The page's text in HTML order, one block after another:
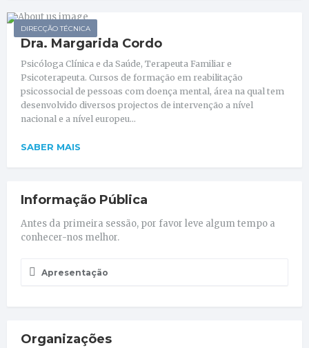
DIRECÇÃO TÉCNICA
Dra. Margarida Cordo
Psicóloga Clínica e da Saúde, Terapeuta Familiar e
Psicoterapeuta. Cursos de formação em reabilitação
psicossocial de pessoas com doença mental, área na qual tem
desenvolvido diversos projectos de intervenção a nível
nacional e a nível europeu...
SABER MAIS
Informação Pública
Antes da primeira sessão, por favor leve algum tempo a
conhecer-nos melhor.
Apresentação
Organizações